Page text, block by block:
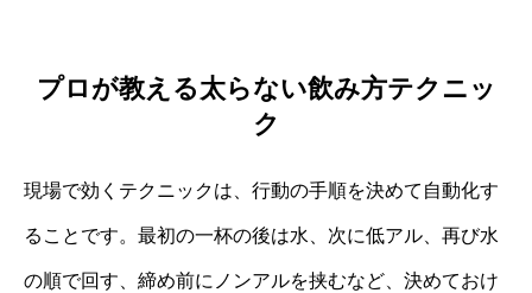
プロが教える太らない飲み方テクニッ
ク
現場で効くテクニックは、行動の手順を決めて自動化す
ることです。最初の一杯の後は水、次に低アル、再び水
の順で回す、締め前にノンアルを挟むなど、決めておけ